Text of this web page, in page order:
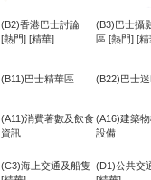
(B2)香港巴士討論
[熱門] [精華]
(B3)巴士攝
區 [熱門] [精
(B11)巴士精華區 (B22)巴士
(A11)消費著數及飲食
資訊
(A16)建築
設備
(C3)海上交通及船隻 (D1)公共交